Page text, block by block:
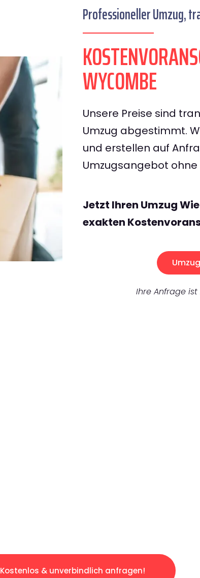
Professioneller Umzug,
WYCOMBE
Unsere Preise sind
Umzug abgestimmt.
und erstellen auf
Umzugsangebot
Jetzt Ihren Umzug
exakten
Ihre Anfrage ist
Kostenlos & unverbindlich anfragen!